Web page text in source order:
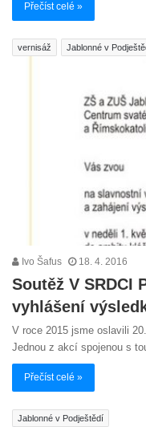
Přečíst celé »
vernisáž Jablonné v
Ivo Šafus 18. 4. 2016
Soutěž V SRDCI
vyhlášení
V roce 2015 jsme oslavili
Jednou z akcí spojenou s
Přečíst celé »
Jablonné v Podještědí